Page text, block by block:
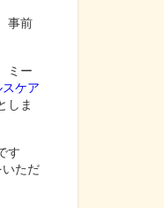
事前
ミー
ケア
しま
す
ただ